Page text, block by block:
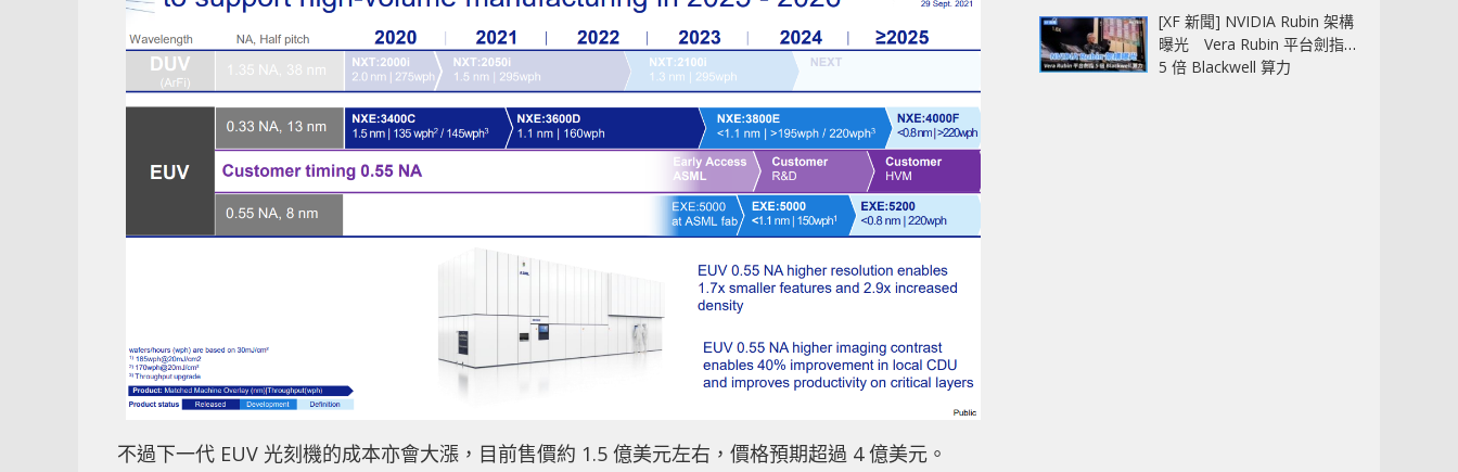
不過下一代 EUV 光刻機的成本亦會大漲，目前售價約 1.5 億美元左右，價格預期超過 4 億美元。
[XF 新聞] NVIDIA Rubin 架構
曝光 Vera Rubin 平台劍指
5 倍 Blackwell 算力